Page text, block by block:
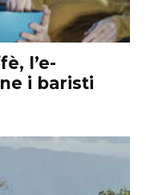
l’e-
i baristi